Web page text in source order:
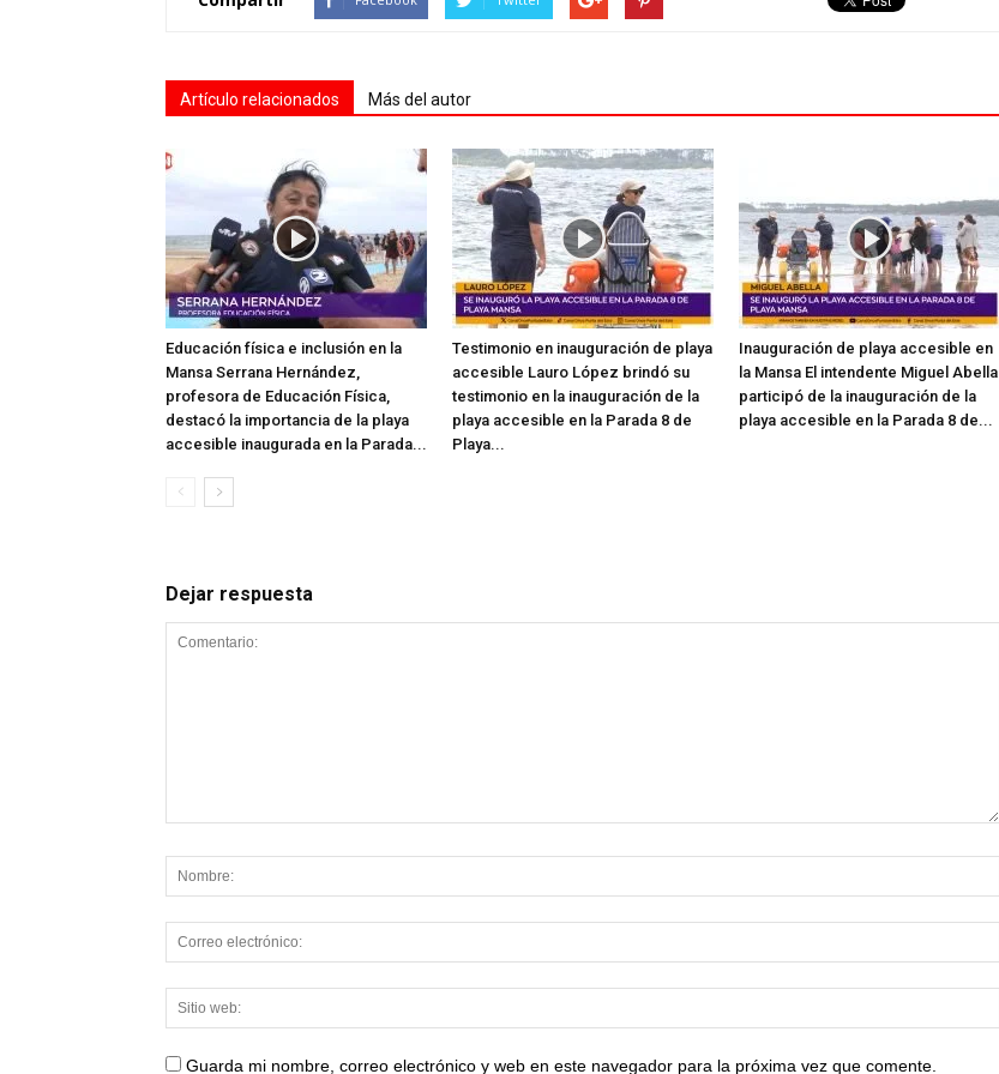
Artículo relacionados Más del autor
Educación física e inclusión en la
Mansa Serrana Hernández,
profesora de Educación Física,
destacó la importancia de la playa
accesible inaugurada en la Parada...
Testimonio en inauguración de playa
accesible Lauro López brindó su
testimonio en la inauguración de la
playa accesible en la Parada 8 de
Playa...
Inauguración de playa accesible en
la Mansa El intendente Miguel Abella
participó de la inauguración de la
playa accesible en la Parada 8 de...
Dejar respuesta
Guarda mi nombre, correo electrónico y web en este navegador para la próxima vez que comente.